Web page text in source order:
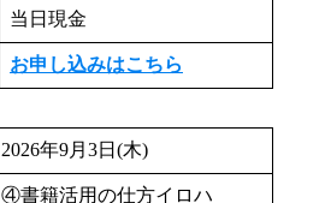
当日現金
お申し込みはこちら
2026年9月3日(木)
④書籍活用の仕方イロハ